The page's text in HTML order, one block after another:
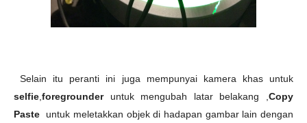
Selain itu peranti ini juga mempunyai kamera khas untuk
selfie foregrounder untuk mengubah latar belakang ,Copy
Paste untuk meletakkan objek di hadapan gambar lain dengan